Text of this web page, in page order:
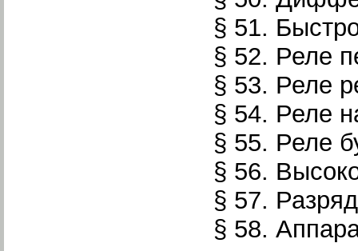
§ 51.
§ 52. Реле
§ 53. Реле
§ 54. Реле
§ 55. Реле
§ 56.
§ 57.
§ 58.